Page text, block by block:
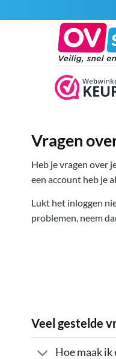
naar
Vragen
Heb je vragen over
een account heb je
Lukt het inloggen
problemen, neem
Veel gestelde
Hoe maak ik